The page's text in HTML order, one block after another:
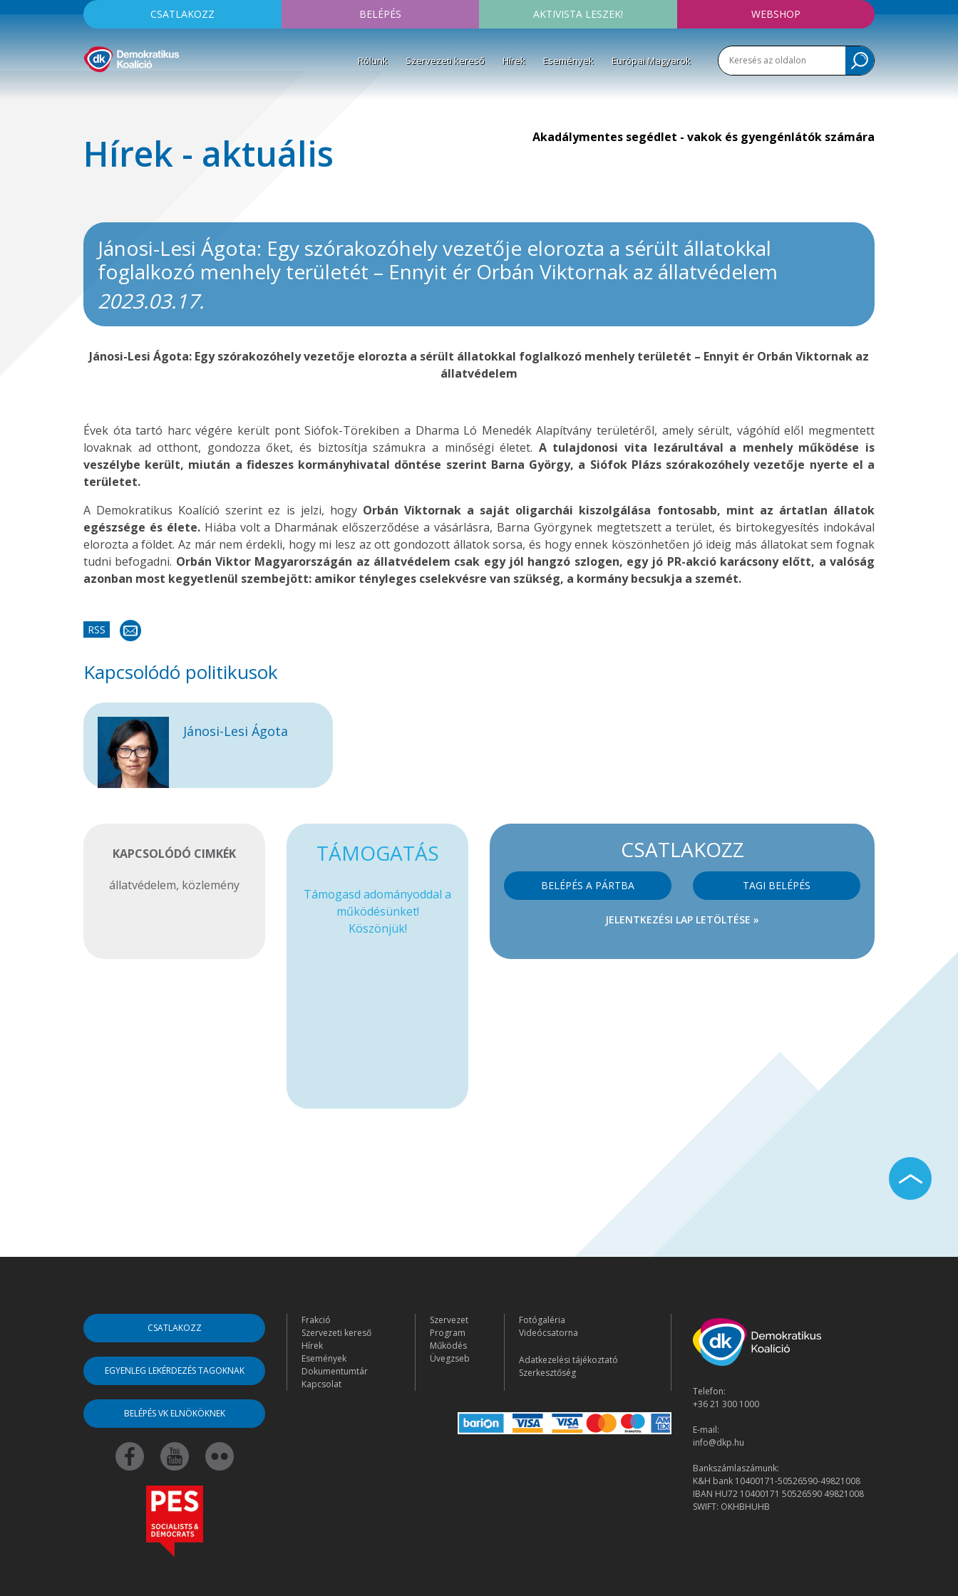
CSATLAKOZZ BELÉPÉS AKTIVISTA LESZEK! WEBSHOP
Rólunk Szervezeti kereső Hírek Események Európai Magyarok
Hírek - aktuális Akadálymentes segédlet - vakok és gyengénlátók számára
Jánosi-Lesi Ágota: Egy szórakozóhely vezetője elorozta a sérült állatokkal
foglalkozó menhely területét – Ennyit ér Orbán Viktornak az állatvédelem
2023.03.17.
Jánosi-Lesi Ágota: Egy szórakozóhely vezetője elorozta a sérült állatokkal foglalkozó menhely területét – Ennyit ér Orbán Viktornak az
állatvédelem
Évek óta tartó harc végére került pont Siófok-Törekiben a Dharma Ló Menedék Alapítvány területéről, amely sérült, vágóhíd elől megmentett
lovaknak ad otthont, gondozza őket, és biztosítja számukra a minőségi életet. A tulajdonosi vita lezárultával a menhely működése is
veszélybe került, miután a fideszes kormányhivatal döntése szerint Barna György, a Siófok Plázs szórakozóhely vezetője nyerte el a
területet.
A Demokratikus Koalíció szerint ez is jelzi, hogy Orbán Viktornak a saját oligarchái kiszolgálása fontosabb, mint az ártatlan állatok
egészsége és élete.Hiába volt a Dharmának előszerződése a vásárlásra, Barna Györgynek megtetszett a terület, és birtokegyesítés indokával
elorozta a földet. Az már nem érdekli, hogy mi lesz az ott gondozott állatok sorsa, és hogy ennek köszönhetően jó ideig más állatokat sem fognak
tudni befogadni. Orbán Viktor Magyarországán az állatvédelem csak egy jól hangzó szlogen, egy jó PR-akció karácsony előtt, a valóság
azonban most kegyetlenül szembejött: amikor tényleges cselekvésre van szükség, a kormány becsukja a szemét.
RSS
Kapcsolódó politikusok
Jánosi-Lesi Ágota
KAPCSOLÓDÓ CIMKÉK
állatvédelem, közlemény
CSATLAKOZZ
BELÉPÉS A PÁRTBA TAGI BELÉPÉS
JELENTKEZÉSI LAP LETÖLTÉSE »
TÁMOGATÁS
Támogasd adományoddal a
működésünket!
Köszönjük!
CSATLAKOZZ
EGYENLEG LEKÉRDEZÉS TAGOKNAK
BELÉPÉS VK ELNÖKÖKNEK
Frakció
Szervezeti kereső
Hírek
Események
Dokumentumtár
Kapcsolat
Szervezet
Program
Működés
Üvegzseb
Fotógaléria
Videócsatorna
Adatkezelési tájékoztató
Szerkesztőség
Telefon:
+36 21 300 1000
E-mail:
info@dkp.hu
Bankszámlaszámunk:
K&H bank 10400171-50526590-49821008
IBAN HU72 10400171 50526590 49821008
SWIFT: OKHBHUHB